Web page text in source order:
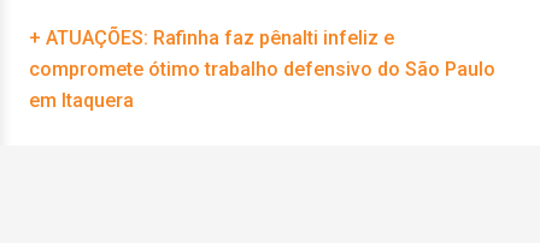
+ ATUAÇÕES: Rafinha faz pênalti infeliz e
compromete ótimo trabalho defensivo do São Paulo
em Itaquera